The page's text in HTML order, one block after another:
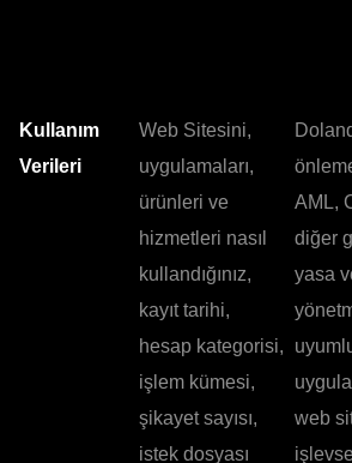
Kullanım
Verileri
Web Sitesini,
uygulamaları,
ürünleri ve
hizmetleri nasıl
kullandığınız,
kayıt tarihi,
hesap kategorisi,
işlem kümesi,
şikayet sayısı,
istek dosyası
AML,
diğer
yasa
web